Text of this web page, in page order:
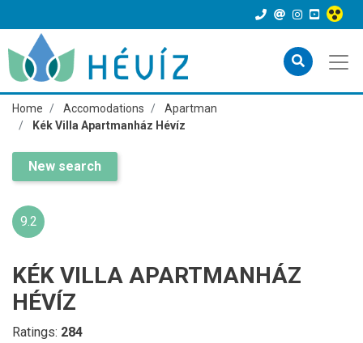
Home Accomodations
Apartman
Kék Villa Apartmanház Hévíz
New search
9.2
KÉK VILLA APARTMANHÁZ
HÉVÍZ
Ratings: 284